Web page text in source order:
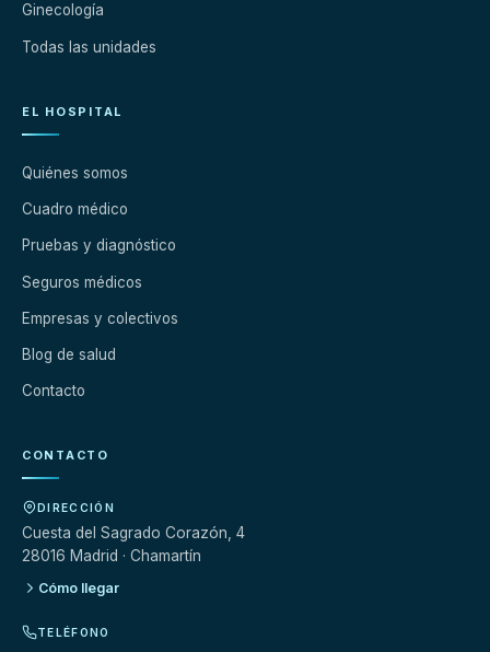
Ginecología
Todas las unidades
EL HOSPITAL
Quiénes somos
Cuadro médico
Pruebas y diagnóstico
Seguros médicos
Empresas y colectivos
Blog de salud
Contacto
CONTACTO
DIRECCIÓN
Cuesta del Sagrado Corazón, 4
28016 Madrid · Chamartín
Cómo llegar
TELÉFONO